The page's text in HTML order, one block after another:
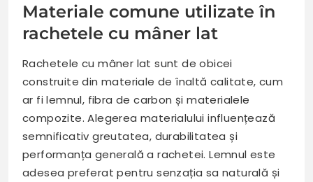
Materiale comune utilizate în
rachetele cu mâner lat
Rachetele cu mâner lat sunt de obicei
construite din materiale de înaltă calitate, cum
ar fi lemnul, fibra de carbon și materialele
compozite. Alegerea materialului influențează
semnificativ greutatea, durabilitatea și
performanța generală a rachetei. Lemnul este
adesea preferat pentru senzația sa naturală și